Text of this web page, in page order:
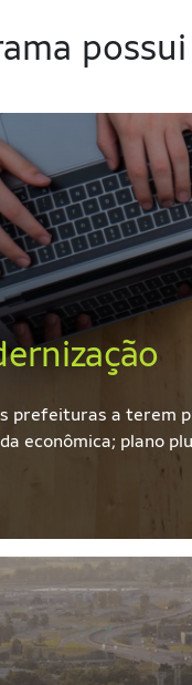
prefeituras a terem
econômica; plano